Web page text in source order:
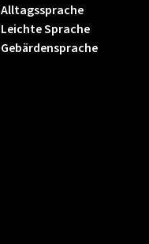
Alltagssprache
Leichte Sprache
Gebärdensprache